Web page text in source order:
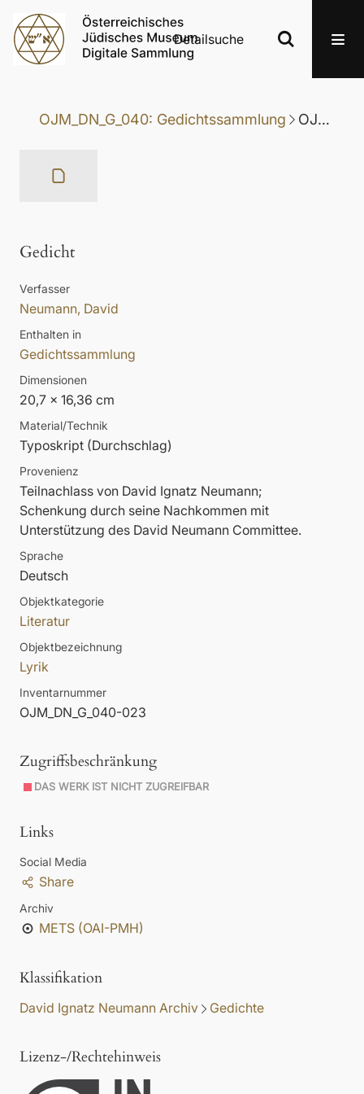
Detailsuche
OJM_DN_G_040: Gedichtssammlung OJM_DN_G_040-023: Gedicht
Gedicht
Verfasser
Neumann, David
Enthalten in
Gedichtssammlung
Dimensionen
20,7 x 16,36 cm
Material/Technik
Typoskript (Durchschlag)
Provenienz
Teilnachlass von David Ignatz Neumann;
Schenkung durch seine Nachkommen mit
Unterstützung des David Neumann Committee.
Sprache
Deutsch
Objektkategorie
Literatur
Objektbezeichnung
Lyrik
Inventarnummer
OJM_DN_G_040-023
Zugriffsbeschränkung
DAS WERK IST NICHT ZUGREIFBAR
Links
Social Media
Share
Archiv
METS (OAI-PMH)
Klassifikation
David Ignatz Neumann Archiv Gedichte
Lizenz-/Rechtehinweis